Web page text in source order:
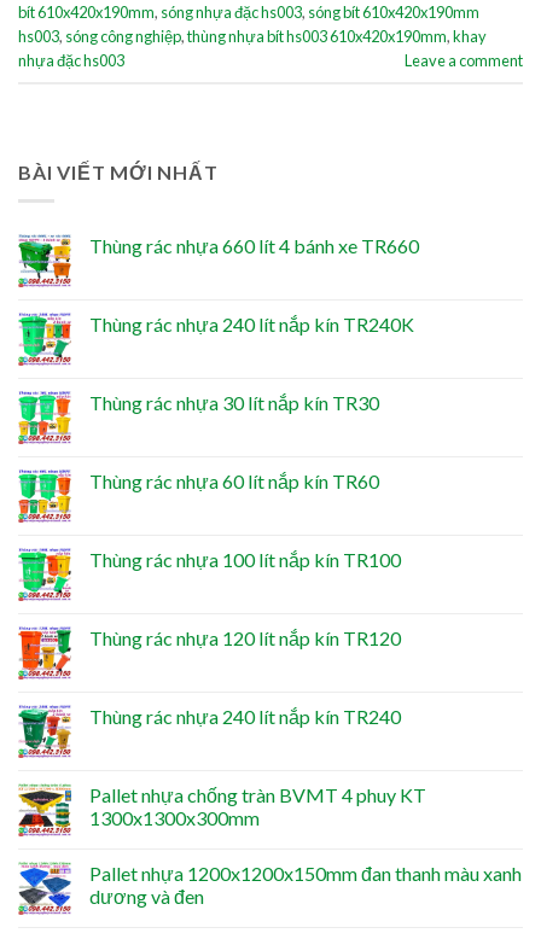
bít 610x420x190mm, sóng nhựa đặc hs003, sóng bít 610x420x190mm
hs003, sóng công nghiệp,thùng nhựa bít hs003 610x420x190mm,khay
nhựa đặc hs003
Leave a comment
BÀI VIẾT MỚI NHẤT
Thùng rác nhựa 660 lít 4 bánh xe TR660
Thùng rác nhựa 240 lít nắp kín TR240K
Thùng rác nhựa 30 lít nắp kín TR30
Thùng rác nhựa 60 lít nắp kín TR60
Thùng rác nhựa 100 lít nắp kín TR100
Thùng rác nhựa 120 lít nắp kín TR120
Thùng rác nhựa 240 lít nắp kín TR240
Pallet nhựa chống tràn BVMT 4 phuy KT
1300x1300x300mm
Pallet nhựa 1200x1200x150mm đan thanh màu xanh
dương và đen